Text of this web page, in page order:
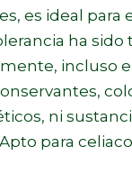
es ideal para
ha sido
incluso
ni
para